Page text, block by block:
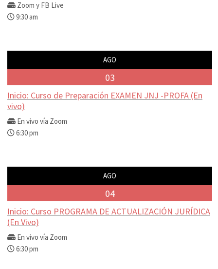
Zoom y FB Live
9:30 am
AGO
03
Inicio: Curso de Preparación EXAMEN JNJ -PROFA (En
vivo)
En vivo vía Zoom
6:30 pm
AGO
04
Inicio: Curso PROGRAMA DE ACTUALIZACIÓN JURÍDICA
(En Vivo)
En vivo vía Zoom
6:30 pm